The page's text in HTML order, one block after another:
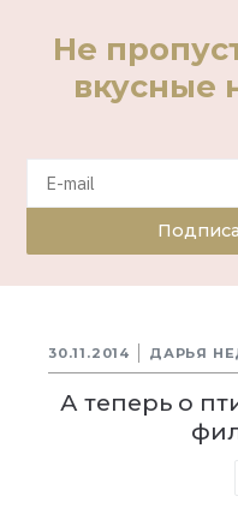
Не
вкусные
30.11.2014 ДАРЬЯ
А теперь о